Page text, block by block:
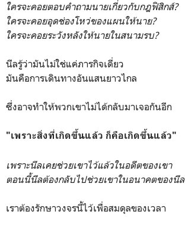
ใครจะคอยตอบคำถามนายเกี่ยวกับกฎฟิสิกส์?
ใครจะคอยอุดช่องโหว่ของแผนให้นาย?
ใครจะคอยระวังหลังให้นายในสนามรบ?
นีลรู้ว่ามันไม่ใช่แค่ภารกิจเดี่ยว
มันคือการเดินทางอันแสนยาวไกล
ซึ่งอาจทำให้พวกเขาไม่ได้กลับมาเจอกันอีก
"เพราะสิ่งที่เกิดขึ้นแล้ว ก็คือเกิดขึ้นแล้ว"
เพราะนีลเคยช่วยเขาไว้แล้วในอดีตของเขา
ตอนนี้นีลต้องกลับไปช่วยเขาในอนาคตของนีล
เราต้องรักษาวงจรนี้ไว้เพื่อสมดุลของเวลา